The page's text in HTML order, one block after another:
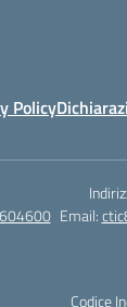
Policy
Email:
Codice